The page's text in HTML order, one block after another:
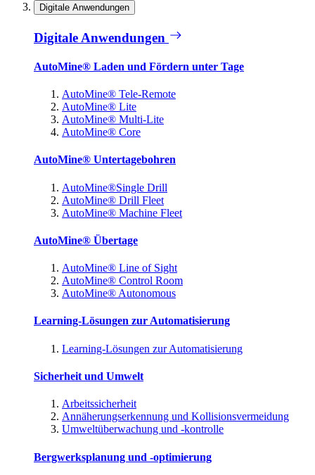
Digitale Anwendungen
Digitale Anwendungen
AutoMine® Laden und Fördern unter Tage
AutoMine® Tele-Remote
AutoMine® Lite
AutoMine® Multi-Lite
AutoMine® Core
AutoMine® Untertagebohren
AutoMine®Single Drill
AutoMine® Drill Fleet
AutoMine® Machine Fleet
AutoMine® Übertage
AutoMine® Line of Sight
AutoMine® Control Room
AutoMine® Autonomous
Learning-Lösungen zur Automatisierung
Learning-Lösungen zur Automatisierung
Sicherheit und Umwelt
Arbeitssicherheit
Annäherungserkennung und Kollisionsvermeidung
Umweltüberwachung und -kontrolle
Bergwerksplanung und -optimierung